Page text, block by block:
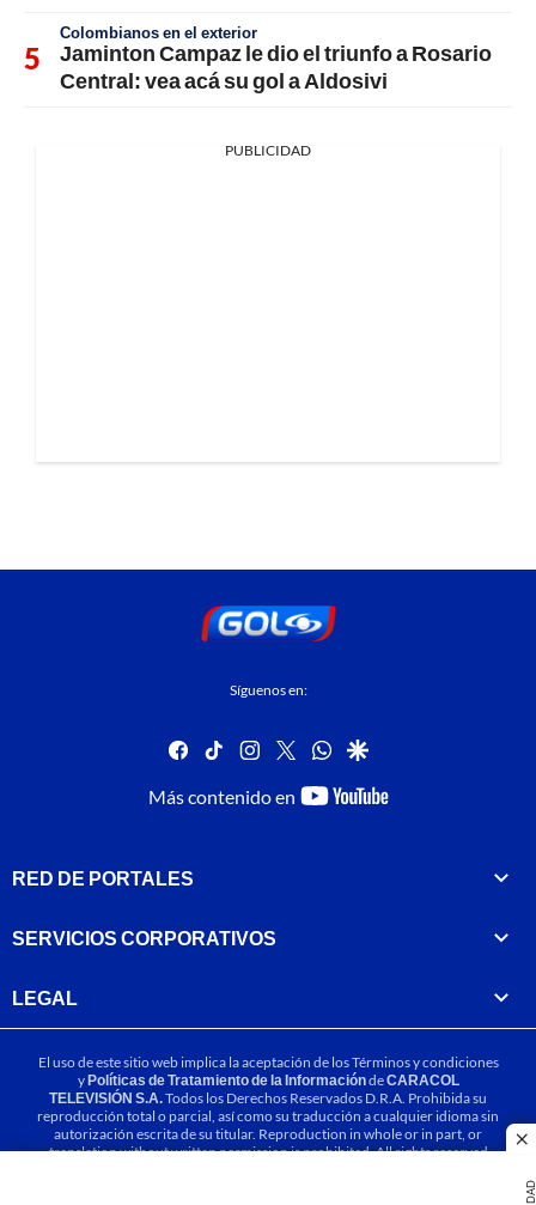
Colombianos en el exterior
Jaminton Campaz le dio el triunfo a Rosario
Central: vea acá su gol a Aldosivi
PUBLICIDAD
Síguenos en:
facebook
tiktok instagram
twitterwhatsapp
google
Más contenido en
youtube-
RED DE PORTALES
SERVICIOS CORPORATIVOS
LEGAL
El uso de este sitio web implica la aceptación de losTérminos y condiciones
yPolíticas de Tratamiento de la InformacióndeCARACOL
TELEVISIÓN S.A.Todos los Derechos Reservados D.R.A. Prohibida su
reproducción total o parcial, así como su traducción a cualquier idioma sin
autorización escrita de su titular. Reproduction in whole or in part, or
translation without written permission is prohibited. All rights reserved